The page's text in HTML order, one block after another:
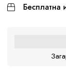
Бесплатна